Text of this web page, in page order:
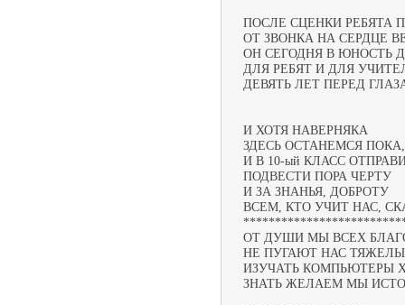
ПОСЛЕ СЦЕНКИ РЕБЯТА
ОТ ЗВОНКА НА СЕРДЦЕ
ОН СЕГОДНЯ В ЮНОСТЬ
ДЛЯ РЕБЯТ И ДЛЯ
ДЕВЯТЬ ЛЕТ ПЕРЕД
И ХОТЯ НАВЕРНЯКА
ЗДЕСЬ ОСТАНЕМСЯ ПОКА,
И В 10-ый КЛАСС
ПОДВЕСТИ ПОРА ЧЕРТУ
И ЗА ЗНАНЬЯ, ДОБРОТУ
ВСЕМ, КТО УЧИТ НАС,
ОТ ДУШИ МЫ ВСЕХ
НЕ ПУГАЮТ НАС
ИЗУЧАТЬ КОМПЬЮТЕРЫ
ЗНАТЬ ЖЕЛАЕМ МЫ